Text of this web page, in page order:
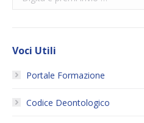
Voci Utili
Portale Formazione
Codice Deontologico